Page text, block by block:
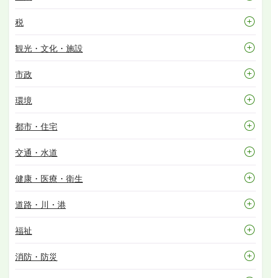
税
観光・文化・施設
市政
環境
都市・住宅
交通・水道
健康・医療・衛生
道路・川・港
福祉
消防・防災